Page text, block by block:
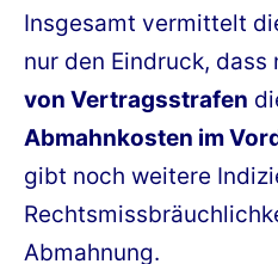
Insgesamt vermittelt
nur den Eindruck, dass
von Vertragsstrafen
Abmahnkosten im
gibt noch weitere
Abmahnung.